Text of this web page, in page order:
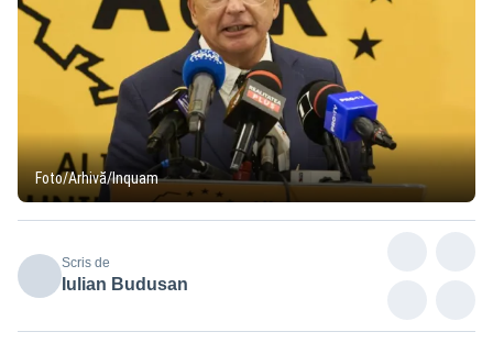
Foto/Arhivă/Inquam
Scris de
Iulian Budusan